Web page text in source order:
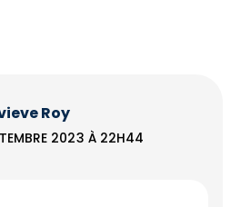
Roy
2023 À 22H44